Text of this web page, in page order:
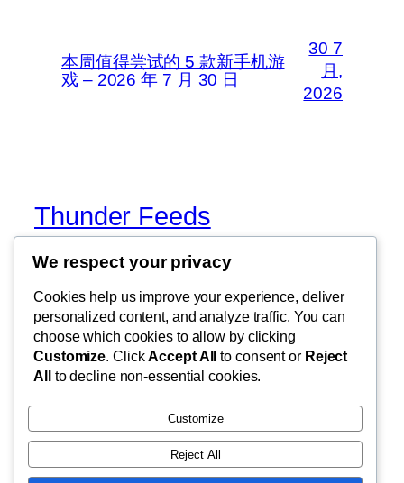
本周值得尝试的 5 款新手机游
戏 – 2026 年 7 月 30 日
30 7
月,
2026
Thunder Feeds
你最喜欢的电子游戏和攻略杂志
博客
关于
事件
商店
主题
We respect your privacy
Cookies help us improve your experience, deliver
personalized content, and analyze traffic. You can
choose which cookies to allow by clicking
Customize. ClickAccept All to consent or Reject
All
to decline non-essential cookies.
Customize
Reject All